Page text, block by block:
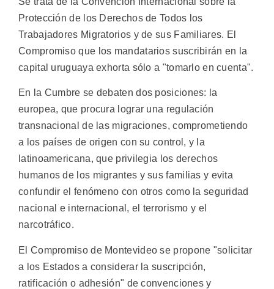
Protección de los Derechos de Todos los
Trabajadores Migratorios y de sus Familiares. El
Compromiso que los mandatarios suscribirán en la
capital uruguaya exhorta sólo a "tomarlo en cuenta".
En la Cumbre se debaten dos posiciones: la
europea, que procura lograr una regulación
transnacional de las migraciones, comprometiendo
a los países de origen con su control, y la
latinoamericana, que privilegia los derechos
humanos de los migrantes y sus familias y evita
confundir el fenómeno con otros como la seguridad
nacional e internacional, el terrorismo y el
narcotráfico.
El Compromiso de Montevideo se propone "solicitar
a los Estados a considerar la suscripción,
ratificación o adhesión" de convenciones y